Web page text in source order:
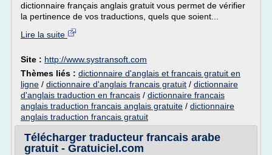
dictionnaire français anglais gratuit vous permet de vérifier
la pertinence de vos traductions, quels que soient...
Lire la suite
Site : http://www.systransoft.com
Thèmes liés : dictionnaire d'anglais et francais gratuit en
ligne / dictionnaire d'anglais francais gratuit / dictionnaire
d'anglais traduction en francais / dictionnaire francais
anglais traduction francais anglais gratuite / dictionnaire
anglais traduction francais gratuit
Télécharger traducteur francais arabe
gratuit - Gratuiciel.com